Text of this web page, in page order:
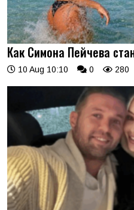
Как Симона Пейчева
10 Aug 10:10 0 280